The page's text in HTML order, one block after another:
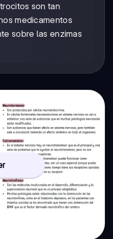
son tan
medicamentos
sobre las enzimas